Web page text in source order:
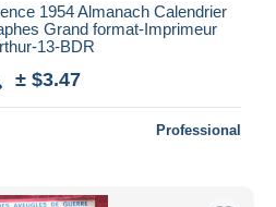
1954 Almanach Calendrier
Grand format-Imprimeur
13-BDR
± $3.47
Professional